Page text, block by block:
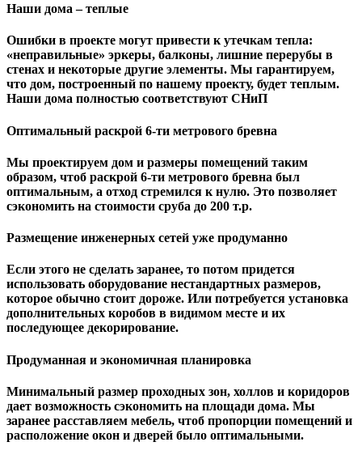
Наши дома – теплые
Ошибки в проекте могут привести к утечкам тепла:
«неправильные» эркеры, балконы, лишние перерубы в
стенах и некоторые другие элементы. Мы гарантируем,
чтo дом, построенный по нашему проекту, будет теплым.
Наши дома полностью соответствуют СНиП
Оптимальный раскрой 6-ти метрового бревна
Мы проектируем дом и размеры помещений таким
образом, чтоб раскрой 6-ти метрового бревна был
оптимальным, а отход стремился к нулю. Это позволяет
сэкономить на стоимости сруба до 200 т.р.
Размещение инженерных сетей уже продуманно
Если этого не сделать заранее, то потом придется
использовать оборудование нестандартных размеров,
которое обычно стоит дороже. Или потребуется установка
дополнительных коробов в видимом месте и их
последующее декорирование.
Продуманная и экономичная планировка
Минимальный размер проходных зон, холлов и коридоров
дает возможность сэкономить на площади дома. Мы
заранее расставляем мебель, чтоб пропорции помещений и
расположение окон и дверей было оптимальными.